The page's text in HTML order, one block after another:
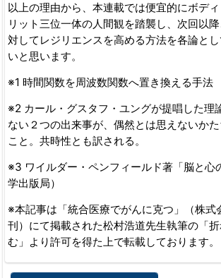
以上の理由から、本連載では便宜的にボデ
リット三位一体の人間観を踏襲し、次回以
対してレジリエンスを高める方法を各論と
いと思います。
※1 時間関数を周波数関数へ置き換える手法
※2 カール・グスタフ・ユングが提唱した理
ない２つの出来事が、偶然とは思えないか
こと。共時性とも訳される。
※3 ワイルダー・ペンフィールド著「脳と心
学出版局）
※本記事は「統合医療でがんに克つ」（株式
刊）にて掲載された松村浩道先生執筆の「
む」より許可を得た上で転載しております。